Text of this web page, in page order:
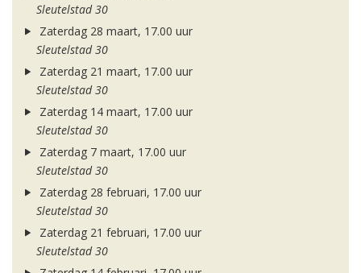
Sleutelstad 30
Zaterdag 28 maart, 17.00 uur
Sleutelstad 30
Zaterdag 21 maart, 17.00 uur
Sleutelstad 30
Zaterdag 14 maart, 17.00 uur
Sleutelstad 30
Zaterdag 7 maart, 17.00 uur
Sleutelstad 30
Zaterdag 28 februari, 17.00 uur
Sleutelstad 30
Zaterdag 21 februari, 17.00 uur
Sleutelstad 30